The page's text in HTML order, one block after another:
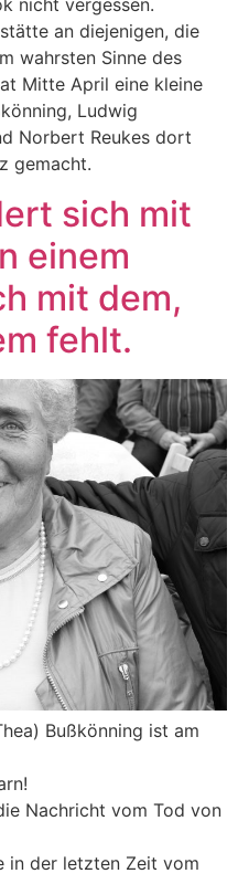
nicht vergessen.
an diejenigen, die
wahrsten Sinne des
Mitte April eine kleine
Ludwig
Norbert Reukes dort
gemacht.
sich mit
einem
mit dem,
fehlt.
Bußkönning ist am
Nachricht vom Tod von
in der letzten Zeit vom